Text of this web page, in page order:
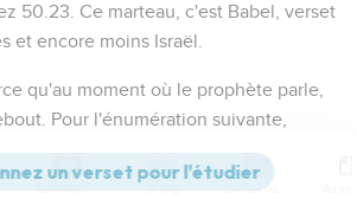
50.23 . Ce marteau, c'est Babel, verset
et encore moins Israël.
qu'au moment où le prophète parle,
Pour l'énumération suivante,
.
Commentaires Strong